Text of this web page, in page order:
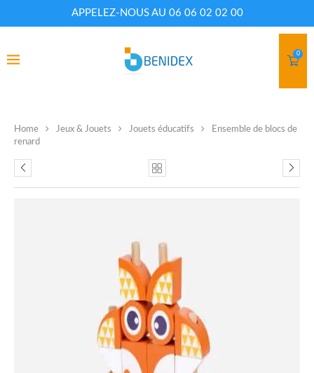
APPELEZ-NOUS AU 06 06 02 02 00
0
Home Jeux & Jouets Jouets éducatifs
Ensemble de blocs de
renard